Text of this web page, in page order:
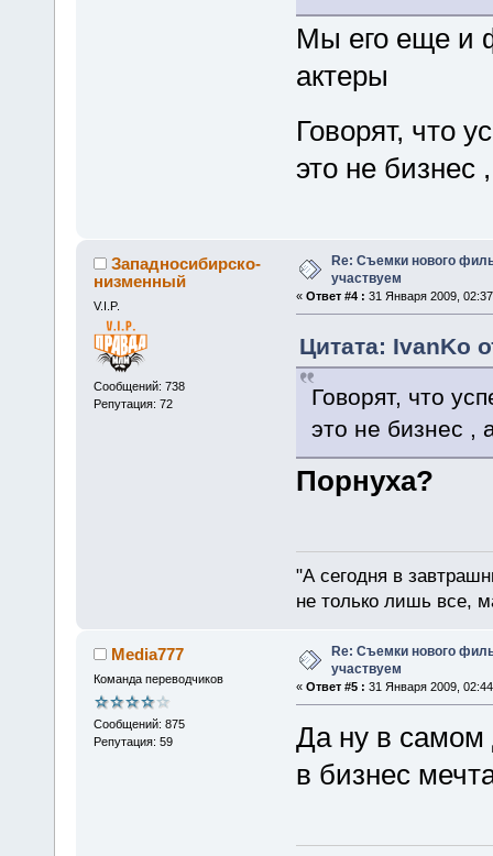
Мы его еще и
актеры
Говорят, что
это не бизнес
Западносибирско-
низменный
V.I.P.
Сообщений: 738
Репутация: 72
Re: Съемки нового
участвуем
« Ответ #4 : 31 Января 2009,
Цитата: IvanKo
Говорят, что
это не бизнес ,
Порнуха?
"А сегодня в
не только лишь все,
Media777
Команда переводчиков
Сообщений: 875
Репутация: 59
Re: Съемки нового
участвуем
« Ответ #5 : 31 Января 2009,
Да ну в самом
в бизнес